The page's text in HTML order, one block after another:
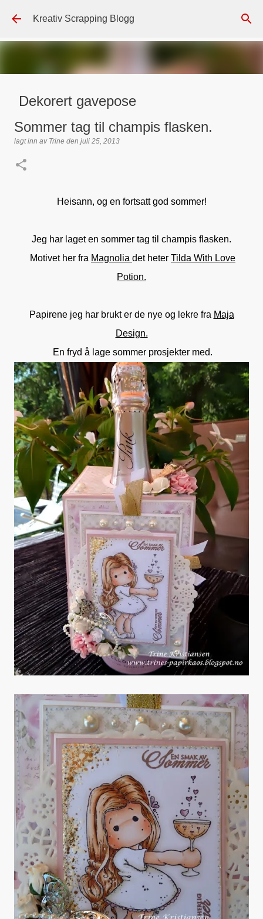
Gå til hovedinnhold
Kreativ Scrapping Blogg
Dekorert gavepose
GAVEPOSE / POSEKORT PAPIRDESIGN
Sommer tag til champis flasken.
lagt inn av Trine den juli 25, 2013
Heisann, og en fortsatt god sommer!
Jeg har laget en sommer tag til champis flasken.
Motivet her fra Magnolia det heter Tilda With Love
Potion.
Papirene jeg har brukt er de nye og lekre fra Maja
Design.
En fryd å lage sommer prosjekter med.